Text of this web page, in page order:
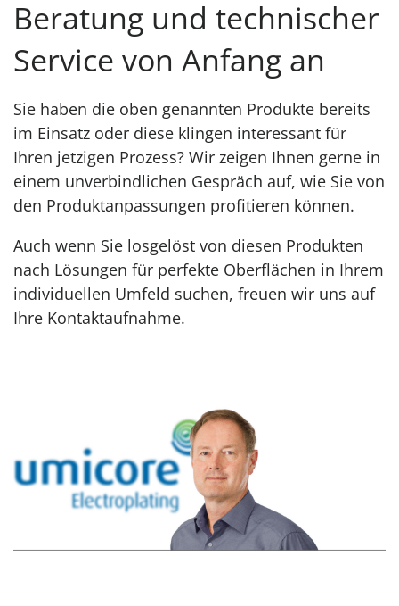
Beratung und technischer
Service von Anfang an
Sie haben die oben genannten Produkte bereits
im Einsatz oder diese klingen interessant für
Ihren jetzigen Prozess? Wir zeigen Ihnen gerne in
einem unverbindlichen Gespräch auf, wie Sie von
den Produktanpassungen profitieren können.
Auch wenn Sie losgelöst von diesen Produkten
nach Lösungen für perfekte Oberflächen in Ihrem
individuellen Umfeld suchen, freuen wir uns auf
Ihre Kontaktaufnahme.